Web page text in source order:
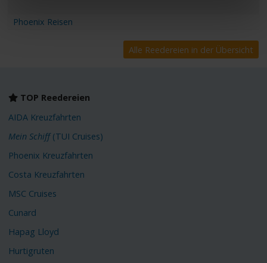
Phoenix Reisen
Alle Reedereien in der Übersicht
TOP Reedereien
AIDA Kreuzfahrten
Mein Schiff(TUI Cruises)
Phoenix Kreuzfahrten
Costa Kreuzfahrten
MSC Cruises
Cunard
Hapag Lloyd
Hurtigruten